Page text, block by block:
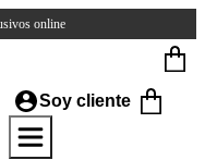
online
Soy cliente